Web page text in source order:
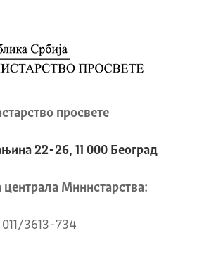
просвете
22-26, 11 000 Београд
Mинистарства:
011/3613-734